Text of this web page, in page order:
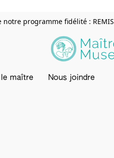
notre programme fidélité :
le maître Nous joindre